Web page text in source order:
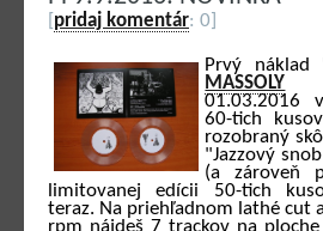
pridaj komentár: 0]
Prvý náklad
MASSOLY
01.03.2016
60-tich
rozobraný
"Jazzový
(a zároveň
limitovanej edícii 50-tich
teraz. Na priehľadnom lathé cut
rpm nájdeš 7 trackov na